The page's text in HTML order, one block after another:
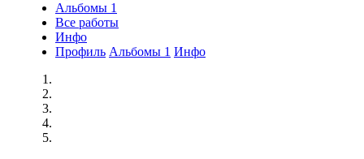
Альбомы 1
Все работы
Инфо
Профиль Альбомы 1 Инфо